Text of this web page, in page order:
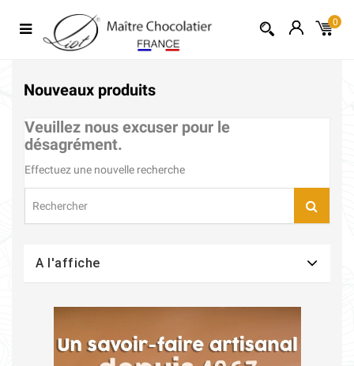
0
Nouveaux produits
Veuillez nous excuser pour le
désagrément.
Effectuez une nouvelle recherche
A l'affiche